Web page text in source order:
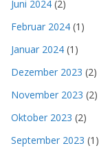
Juni 2024 (2)
Februar 2024 (1)
Januar 2024 (1)
Dezember 2023 (2)
November 2023 (2)
Oktober 2023 (2)
September 2023 (1)